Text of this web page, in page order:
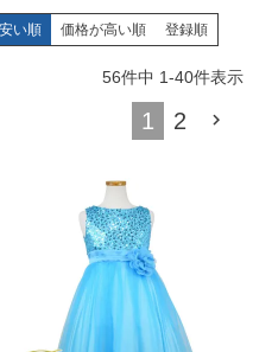
パニエ
アウター
アクセサリー
フラワーガール・リングボーイ・ゲ
Shichi-Go-San
3歳・5歳・7歳の晴れの日
い順 価格が高い順 登録順
56件中 1-40件表示
1 2